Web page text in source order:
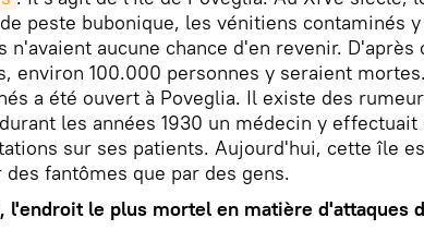
peste bubonique, les vénitiens contaminés
n'avaient aucune chance d'en revenir. D'après
environ 100.000 personnes y seraient
a été ouvert à Poveglia. Il existe des
les années 1930 un médecin y effectuait
sur ses patients. Aujourd'hui, cette île
des fantômes que par des gens.
l'endroit le plus mortel en matière d'attaques